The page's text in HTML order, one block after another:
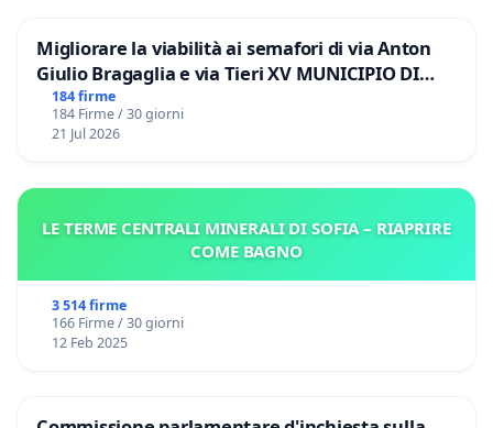
Migliorare la viabilità ai semafori di via Anton
Giulio Bragaglia e via Tieri XV MUNICIPIO DI
ROMA
184 firme
184 Firme / 30 giorni
21 Jul 2026
LE TERME CENTRALI MINERALI DI SOFIA – RIAPRIRE
COME BAGNO
3 514 firme
166 Firme / 30 giorni
12 Feb 2025